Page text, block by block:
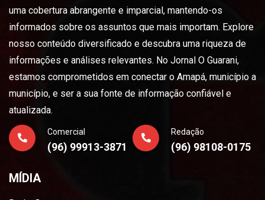
uma cobertura abrangente e imparcial, mantendo-os
informados sobre os assuntos que mais importam. Explore
nosso conteúdo diversificado e descubra uma riqueza de
informações e análises relevantes. No Jornal O Guarani,
estamos comprometidos em conectar o Amapá, município a
município, e ser a sua fonte de informação confiável e
atualizada.
Comercial
(96) 99913-3871
Redação
(96) 98108-0175
MÍDIA